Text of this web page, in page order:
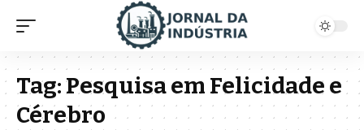
Tag:Pesquisa em Felicidade e
Cérebro